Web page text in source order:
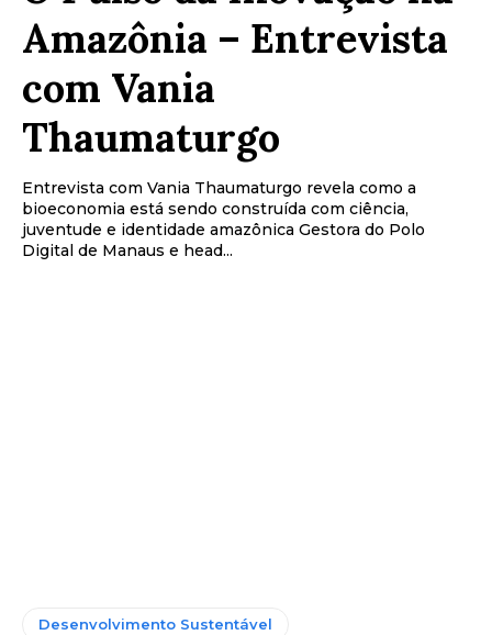
Amazônia – Entrevista
com Vania
Thaumaturgo
Entrevista com Vania Thaumaturgo revela como a
bioeconomia está sendo construída com ciência,
juventude e identidade amazônica Gestora do Polo
Digital de Manaus e head...
Desenvolvimento Sustentável